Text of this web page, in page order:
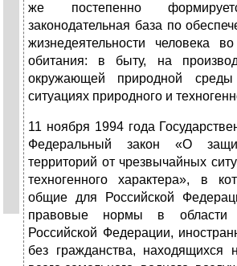
же постепенно
законодательная база по
жизнедеятельности человека
обитания: в быту, на
окружающей природной
ситуациях природного и
11 ноября 1994 года
Федеральный закон «О
территорий от чрезвычайных
техногенного характера», в
общие для Российской
правовые нормы в области
Российской Федерации,
без гражданства, находящихся